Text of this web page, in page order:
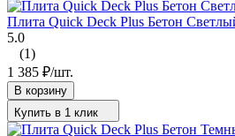
Плита Quick Deck Plus Бетон
5.0
(1)
1 385 ₽/шт.
В корзину
Купить в 1 клик